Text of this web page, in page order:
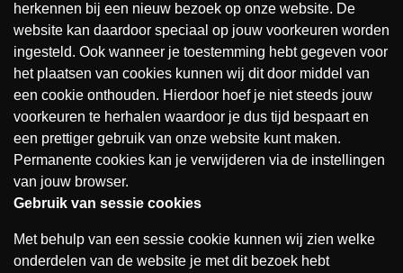
herkennen bij een nieuw bezoek op onze website. De
website kan daardoor speciaal op jouw voorkeuren worden
ingesteld. Ook wanneer je toestemming hebt gegeven voor
het plaatsen van cookies kunnen wij dit door middel van
een cookie onthouden. Hierdoor hoef je niet steeds jouw
voorkeuren te herhalen waardoor je dus tijd bespaart en
een prettiger gebruik van onze website kunt maken.
Permanente cookies kan je verwijderen via de instellingen
van jouw browser.
Gebruik van sessie cookies
Met behulp van een sessie cookie kunnen wij zien welke
onderdelen van de website je met dit bezoek hebt